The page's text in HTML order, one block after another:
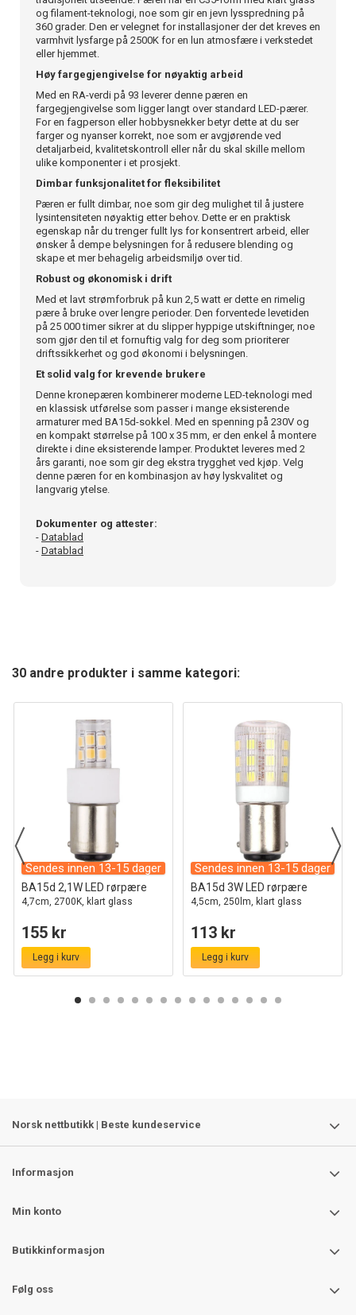
og filament-teknologi, noe som gir en jevn lysspredning på
360 grader. Den er velegnet for installasjoner der det kreves en
varmhvit lysfarge på 2500K for en lun atmosfære i verkstedet
eller hjemmet.
Høy fargegjengivelse for nøyaktig arbeid
Med en RA-verdi på 93 leverer denne pæren en
fargegjengivelse som ligger langt over standard LED-pærer.
For en fagperson eller hobbysnekker betyr dette at du ser
farger og nyanser korrekt, noe som er avgjørende ved
detaljarbeid, kvalitetskontroll eller når du skal skille mellom
ulike komponenter i et prosjekt.
Dimbar funksjonalitet for fleksibilitet
Pæren er fullt dimbar, noe som gir deg mulighet til å justere
lysintensiteten nøyaktig etter behov. Dette er en praktisk
egenskap når du trenger fullt lys for konsentrert arbeid, eller
ønsker å dempe belysningen for å redusere blending og
skape et mer behagelig arbeidsmiljø over tid.
Robust og økonomisk i drift
Med et lavt strømforbruk på kun 2,5 watt er dette en rimelig
pære å bruke over lengre perioder. Den forventede levetiden
på 25 000 timer sikrer at du slipper hyppige utskiftninger, noe
som gjør den til et fornuftig valg for deg som prioriterer
driftssikkerhet og god økonomi i belysningen.
Et solid valg for krevende brukere
Denne kronepæren kombinerer moderne LED-teknologi med
en klassisk utførelse som passer i mange eksisterende
armaturer med BA15d-sokkel. Med en spenning på 230V og
en kompakt størrelse på 100 x 35 mm, er den enkel å montere
direkte i dine eksisterende lamper. Produktet leveres med 2
års garanti, noe som gir deg ekstra trygghet ved kjøp. Velg
denne pæren for en kombinasjon av høy lyskvalitet og
langvarig ytelse.
Dokumenter og attester:
- Datablad
- Datablad
30 andre produkter i samme kategori:
Sendes innen 13-15 dager
BA15d 2,1W LED rørpære
4,7cm, 2700K, klart glass
155 kr
Legg i kurv
Sendes innen 13-15 dager
BA15d 3W LED rørpære
4,5cm, 250lm, klart glass
113 kr
Legg i kurv
Norsk nettbutikk | Beste kundeservice
Informasjon
Min konto
Butikkinformasjon
Følg oss